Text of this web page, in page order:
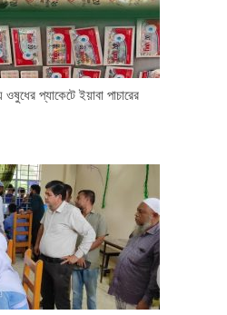
প্যাকেটে ইয়াবা পাচারের